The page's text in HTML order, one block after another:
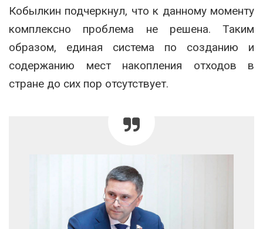
Кобылкин подчеркнул, что к данному моменту
комплексно проблема не решена. Таким
образом, единая система по созданию и
содержанию мест накопления отходов в
стране до сих пор отсутствует.